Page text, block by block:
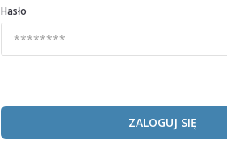
Hasło
ZALOGUJ SIĘ